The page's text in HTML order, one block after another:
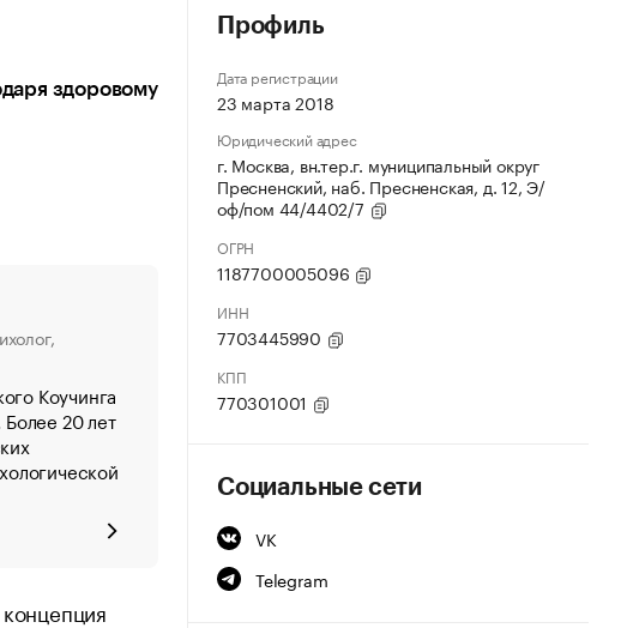
здоровому
Коучинга
20 лет
Профиль
Дата регистрации
23 марта 2018
Юридический адрес
г. Москва, вн.тер.г. муниципальный округ
Пресненский, наб. Пресненская, д. 12, Э/
оф/пом 44/4402/7
ОГРН
1187700005096
ИНН
7703445990
КПП
770301001
Социальные сети
VK
Telegram